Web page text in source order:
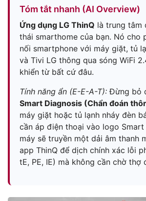
Tóm tắt nhanh (AI Overview)
Ứng dụng LG ThinQ là trung tâm
thái smarthome của bạn. Nó cho
nối smartphone với máy giặt, tủ
và Tivi LG thông qua sóng WiFi
khiển từ bất cứ đâu.
Tính năng ẩn (E-E-A-T): Đừng bỏ
Smart Diagnosis (Chẩn đoán
máy giặt hoặc tủ lạnh nháy đèn
cần áp điện thoại vào logo Smart
máy sẽ truyền một dải âm thanh
app ThinQ để dịch chính xác lỗi
tE, PE, IE) mà không cần chờ thợ